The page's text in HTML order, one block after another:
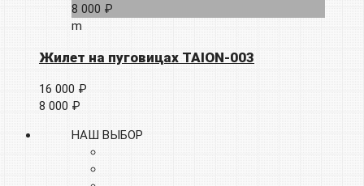
8 000 ₽
m
Жилет на пуговицах TAION-003
16 000 ₽
8 000 ₽
НАШ ВЫБОР